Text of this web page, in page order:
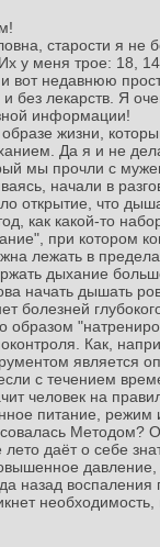
старости я не
у меня трое: 18,
вот недавнюю
и без лекарств. Я
информации!
жизни,
Да я и не
мы прочли с
начали в
открытие, что
как какой-то
при котором
лежать в
дыхание
начать дышать
болезней
Как,
является
с течением
человек на
питание, режим
Методом?
даёт о себе
давление,
назад